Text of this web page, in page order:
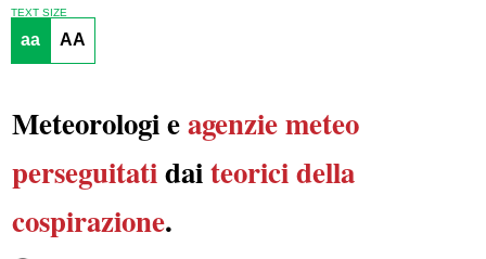
TEXT SIZE
aa AA
Meteorologi eagenzie meteo
perseguitatidaiteorici della
cospirazione.